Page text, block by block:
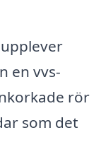
en vvs-
rör
som det